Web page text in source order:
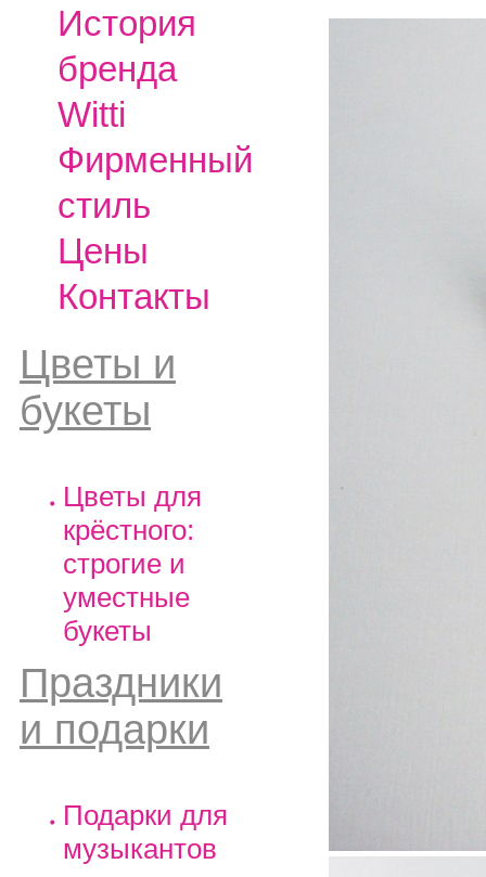
История
бренда
Witti
Фирменный
стиль
Цены
Контакты
Цветы и
букеты
Цветы для
крёстного:
строгие и
уместные
букеты
Праздники
и подарки
Подарки для
музыкантов